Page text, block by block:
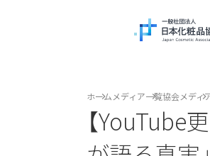
ホーム メディア一覧協会メディ
【YouTube